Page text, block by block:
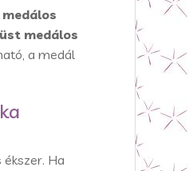
medálos
medálos
a medál
Ha